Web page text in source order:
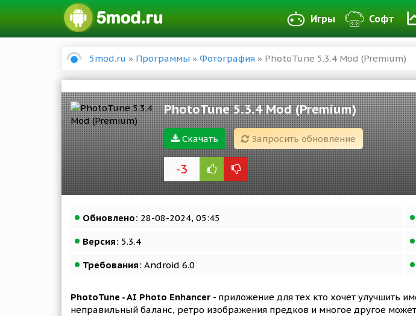
Игры Софт
5mod.ru » Программы » Фотография » PhotoTune 5.3.4 Mod (Premium)
PhotoTune 5.3.4 Mod (Premium)
Скачать Запросить обновление
-3
Обновлено: 28-08-2024, 05:45
Версия: 5.3.4
Требования: Android 6.0
PhotoTune - AI Photo Enhancer - приложение для тех кто хочет улучшить
неправильный баланс, ретро изображения предков и многое другое